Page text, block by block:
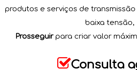
produtos e serviços de
baixa tensão,
Prosseguirpara criar valor
Consulta